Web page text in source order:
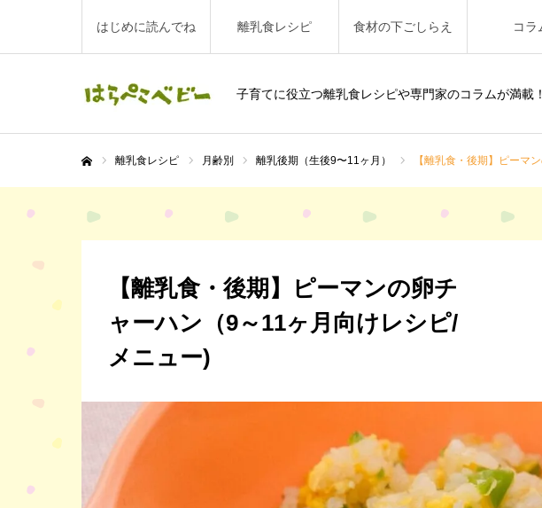
子育てに役立つ離乳食レシピや専門家のコラムが満載！
はじめに読んでね 離乳食レシピ 食材の下ごしらえ コラ
離乳食レシピ 月齢別 離乳後期（生後9〜11ヶ月） 【離乳食・後期】ピーマ
【離乳食・後期】ピーマンの卵チ
ャーハン（9～11ヶ月向けレシピ/
メニュー)